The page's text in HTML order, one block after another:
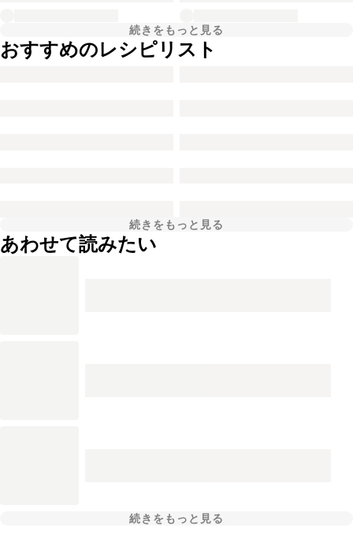
続きをもっと見る
おすすめのレシピリスト
続きをもっと見る
あわせて読みたい
続きをもっと見る